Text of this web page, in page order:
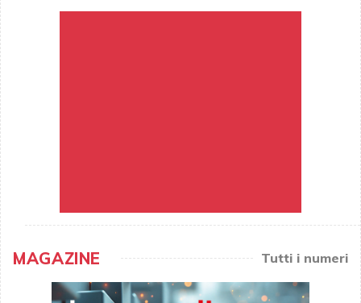
MAGAZINE Tutti i numeri